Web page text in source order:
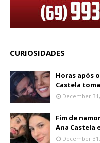
CURIOSIDADES
Horas após
Castela
December
Fim de
Ana Castela
December